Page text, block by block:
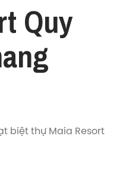
Quy
biệt thự Maia Resort